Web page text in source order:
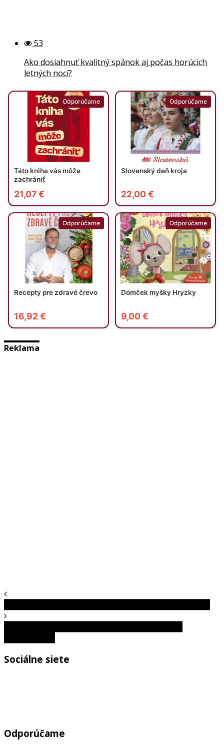
53
Ako dosiahnuť kvalitný spánok aj počas horúcich
letných nocí?
Reklama
Sociálne siete
Odporúčame